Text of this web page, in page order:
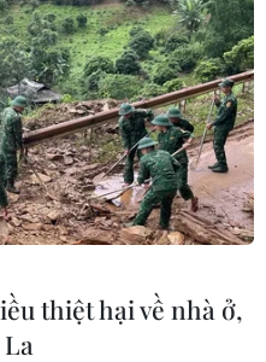
thiệt hại về nhà ở,